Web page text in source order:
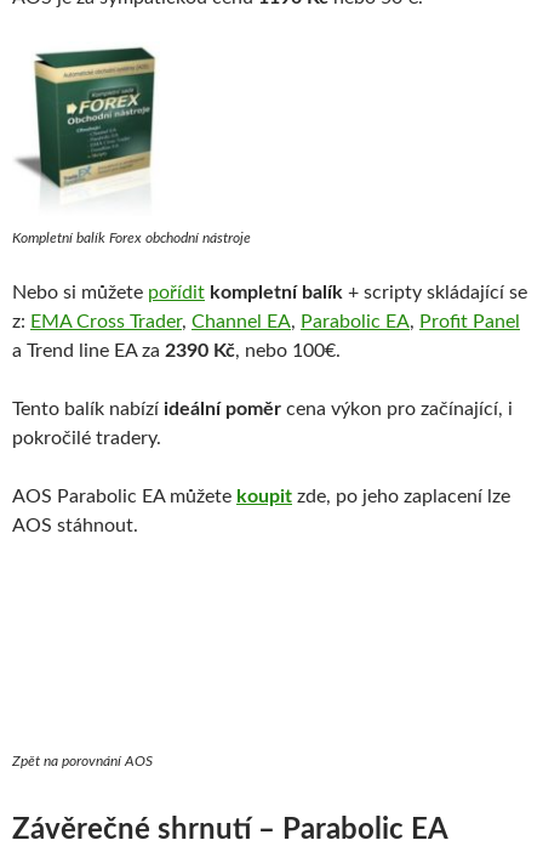
Kompletní balík Forex obchodní nástroje
Nebo si můžete pořídit kompletní balík + scripty skládající se
z: EMA Cross Trader, Channel EA, Parabolic EA, Profit Panel
a Trend line EA za 2390 Kč, nebo 100€.
Tento balík nabízí ideální poměr cena výkon pro začínající, i
pokročilé tradery.
AOS Parabolic EA můžete koupit zde, po jeho zaplacení lze
AOS stáhnout.
Zpět na porovnání AOS
Závěrečné shrnutí – Parabolic EA